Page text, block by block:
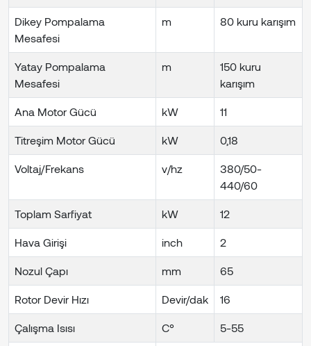
Dikey Pompalama
Mesafesi
m 80 kuru karışım
Yatay Pompalama
Mesafesi
m
150 kuru
karışım
Ana Motor Gücü kW 11
Titreşim Motor Gücü kW 0,18
Voltaj/Frekans v/hz
380/50-
440/60
Toplam Sarfiyat kW 12
Hava Girişi inch 2
Nozul Çapı mm 65
Rotor Devir Hızı Devir/dak 16
Çalışma Isısı C° 5-55